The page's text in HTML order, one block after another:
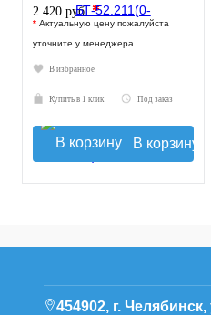
2 420 руб.*
* Актуальную цену пожалуйста
уточните у менеджера
В избранное
Купить в 1 клик Под заказ
В корзину
454902, г.